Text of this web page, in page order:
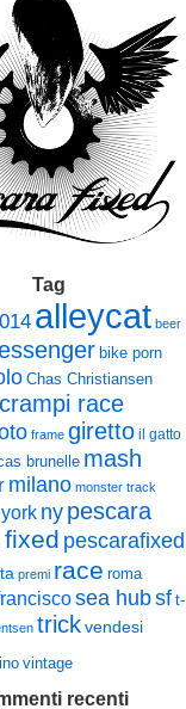
Tag
alleycat beer
bike porn
Chas Christiansen
crampi race
frame giretto il gatto
brunelle mash
milano monster track
nypescara
pescarafixed
premi race roma
sea hubsf t-
trickvendesi
vintage
recenti